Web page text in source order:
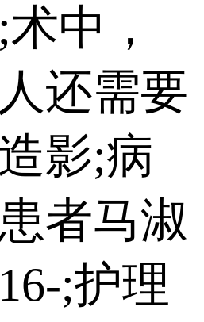
中，
还需要
影;病
者马淑
;护理